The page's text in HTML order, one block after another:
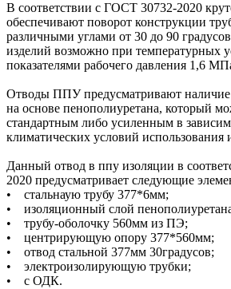
В соответствии с ГОСТ 30732-2020
обеспечивают поворот конструкции
различными углами от 30 до 90
изделий возможно при температурных
показателями рабочего давления 1,6
Отводы ППУ предусматривают наличие
на основе пенополиуретана, который
стандартным либо усиленным в
климатических условий использования
Данный отвод в ппу изоляции в
2020 предусматривает следующие
• стальнаую трубу 377*6мм;
• изоляционный слой
• трубу-оболочку 560мм из ПЭ;
• центрирующую опору 377*560мм;
• отвод стальной 377мм 30градусов;
• электроизолирующую трубки;
• с ОДК.